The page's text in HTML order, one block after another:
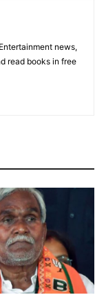
news,
read books in free